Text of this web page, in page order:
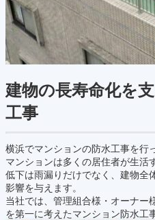
建物の長寿命化を
工事
横浜でマンションの防水工事を行
マンションは多くの居住者が生活
低下は雨漏りだけでなく、建物全
影響を与えます。
当社では、管理組合様・オーナー
を第一に考えたマンション防水工